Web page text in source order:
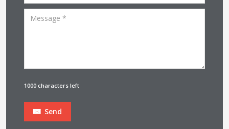
1000 characters left
Send